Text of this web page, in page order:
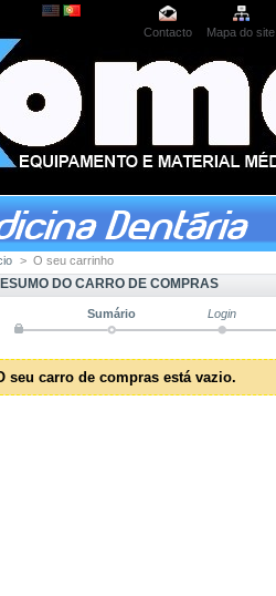
Contacto Mapa do site
> O seu carrinho
DO CARRO DE COMPRAS
Sumário Login
seu carro de compras está vazio.